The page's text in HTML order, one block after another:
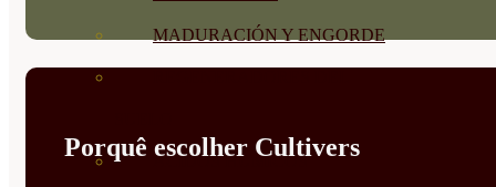
MADURACIÓN Y ENGORDE
ÁCIDOS HÚMICOS
Porquê escolher Cultivers